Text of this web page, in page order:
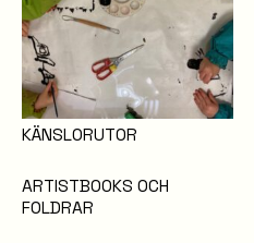
KÄNSLORUTOR
ARTISTBOOKS OCH
FOLDRAR